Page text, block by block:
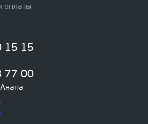
оплаты
15 15
77 00